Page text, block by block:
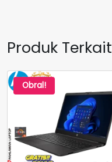
Produk Terkait
Obral!